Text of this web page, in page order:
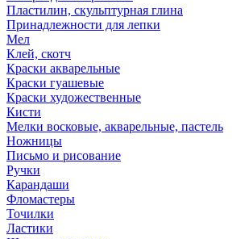
Пластилин, скульптурная глина
Принадлежности для лепки
Мел
Клей, скотч
Краски акварельные
Краски гуашевые
Краски художественные
Кисти
Мелки восковые, акварельные, пастель
Ножницы
Письмо и рисование
Ручки
Карандаши
Фломастеры
Точилки
Ластики